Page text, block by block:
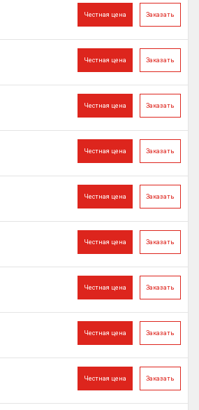
Заказать
Честная цена
Заказать
Честная цена
Заказать
Честная цена
Заказать
Честная цена
Заказать
Честная цена
Заказать
Честная цена
Заказать
Честная цена
Заказать
Честная цена
Заказать
Честная цена